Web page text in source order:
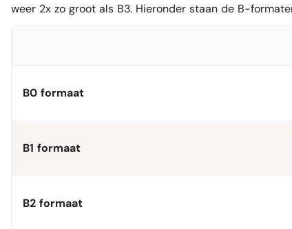
weer 2x zo groot als B3. Hieronder staan de B-
B0 formaat
B1 formaat
B2 formaat